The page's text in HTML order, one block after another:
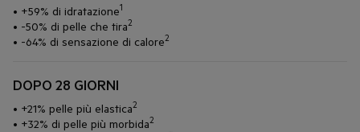
• +59% di idratazione1
• -50% di pelle che tira2
• -64% di sensazione di calore2
DOPO 28 GIORNI
• +21% pelle più elastica2
• +32% di pelle più morbida2